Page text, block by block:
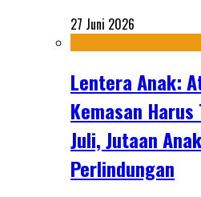
27 Juni 2026
Lentera Anak:
Kemasan
Juli, Jutaan
Perlindungan